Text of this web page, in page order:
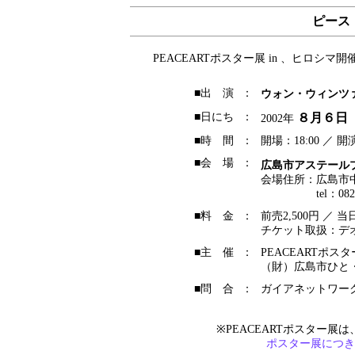
ピース
PEACEARTポスター展 in 、ヒロシマ開
■出 演 ：
ウォン・ウィンツ
■日にち
： 2002年 ８月６日
■時 間 ：
開場：18:00 ／ 開
■会 場
：
広島市アステール
会場住所 ： 広島市
tel：
■料 金
：
前売2,500円 ／ 当
チケット取扱：デ
■主 催
：
PEACEARTポス
（財）広島市ひ
■問 合
： ガイアネットワー
※PEACEARTポスター展は
ポスター展につ